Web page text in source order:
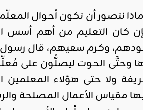
نتصور أن تكون أحوال
كان التعليم من أهم أسس
وكرم سعيهم، قال رسول
وحتَّى الحوت ليصلُّون على
ولا حتى هؤلاء
مقياس الأعمال المصلحة